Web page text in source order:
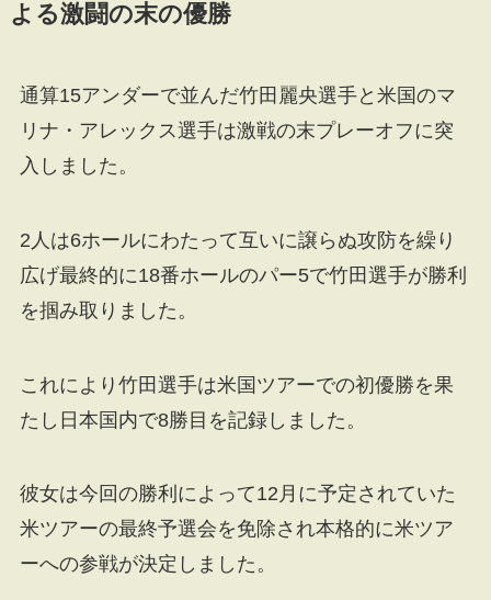
よる激闘の末の優勝
通算15アンダーで並んだ竹田麗央選手と米国のマ
リナ・アレックス選手は激戦の末プレーオフに突
入しました。
2人は6ホールにわたって互いに譲らぬ攻防を繰り
広げ最終的に18番ホールのパー5で竹田選手が勝利
を掴み取りました。
これにより竹田選手は米国ツアーでの初優勝を果
たし日本国内で8勝目を記録しました。
彼女は今回の勝利によって12月に予定されていた
米ツアーの最終予選会を免除され本格的に米ツア
ーへの参戦が決定しました。